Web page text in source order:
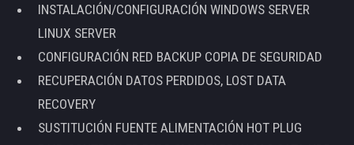
INSTALACIÓN/CONFIGURACIÓN WINDOWS SERVER
LINUX SERVER
CONFIGURACIÓN RED BACKUP COPIA DE SEGURIDAD
RECUPERACIÓN DATOS PERDIDOS, LOST DATA
RECOVERY
SUSTITUCIÓN FUENTE ALIMENTACIÓN HOT PLUG